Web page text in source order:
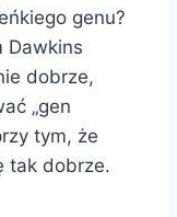
genu?
Dawkins
dobrze,
„gen
tym, że
tak dobrze.